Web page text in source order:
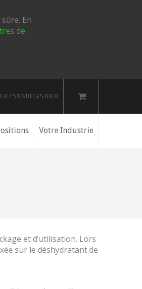
En
de
/ S’ENREGISTRER
Votre Industrie
et d’utilisation. Lors
sur le déshydratant de